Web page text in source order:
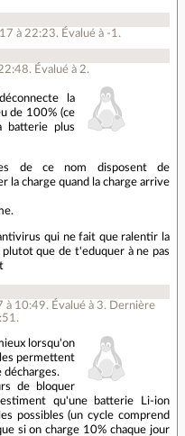
à 22:23. Évalué à -1 .
. Évalué à 2.
la
de 100% (ce
batterie plus
de ce nom disposent de
la charge quand la charge arrive
qui ne fait que ralentir la
que de t'eduquer à ne pas
à 10:49. Évalué à 3. Dernière
lorsqu'on
permettent
décharges.
de bloquer
qu'une batterie Li-ion
possibles (un cycle comprend
si on charge 10% chaque jour